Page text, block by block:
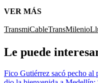
VER MÁS
TransmiCableTransMilenio
Le puede
Fico Gutiérrez sacó pecho